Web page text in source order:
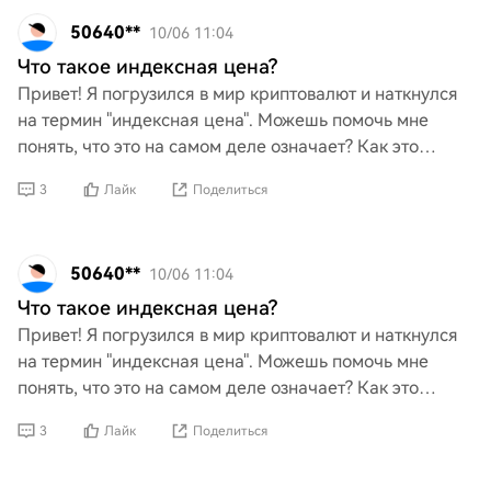
50640** 10/06 11:04
Что такое индексная цена?
Привет! Я погрузился в мир криптовалют и наткнулся
на термин "индексная цена". Можешь помочь мне
понять, что это на самом деле означает? Как это
важно для
3 Лайк Поделиться
50640** 10/06 11:04
Что такое индексная цена?
Привет! Я погрузился в мир криптовалют и наткнулся
на термин "индексная цена". Можешь помочь мне
понять, что это на самом деле означает? Как это
важно для
3 Лайк Поделиться